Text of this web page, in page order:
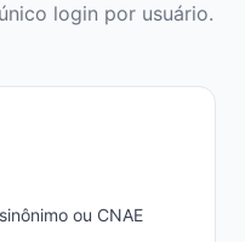
login por usuário.
ou CNAE